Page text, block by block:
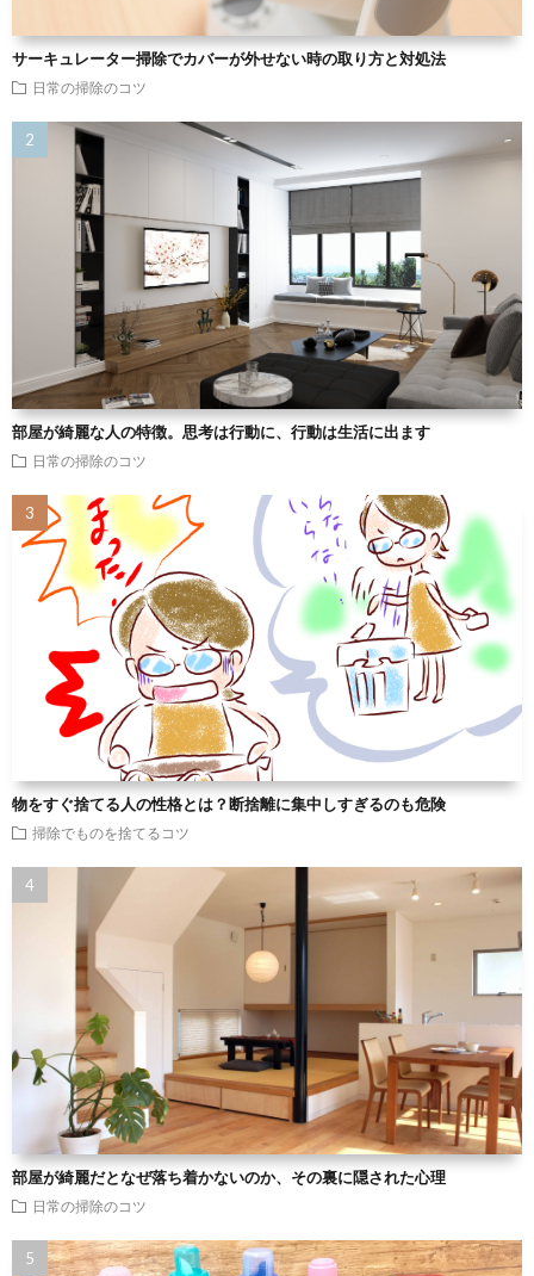
サーキュレーター掃除でカバーが外せない時の取り方と対処法
日常の掃除のコツ
部屋が綺麗な人の特徴。思考は行動に、行動は生活に出ます
日常の掃除のコツ
物をすぐ捨てる人の性格とは？断捨離に集中しすぎるのも危険
掃除でものを捨てるコツ
部屋が綺麗だとなぜ落ち着かないのか、その裏に隠された心理
日常の掃除のコツ